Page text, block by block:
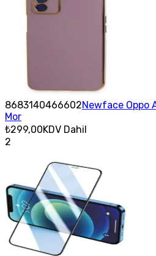
8683140466602Newface Oppo
Mor
₺299,00KDV Dahil
2